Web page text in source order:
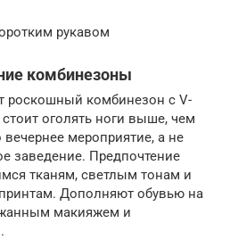
рукавом
комбинезоны
роскошный комбинезон с V-
оголять ноги выше, чем
мероприятие, а не
заведение. Предпочтение
тканям, светлым тонам и
Дополняют обувью на
макияжем и